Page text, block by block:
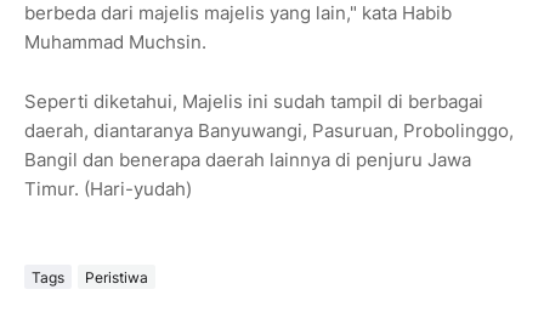
berbeda dari majelis majelis yang lain," kata Habib
Muhammad Muchsin.
Seperti diketahui, Majelis ini sudah tampil di berbagai
daerah, diantaranya Banyuwangi, Pasuruan, Probolinggo,
Bangil dan benerapa daerah lainnya di penjuru Jawa
Timur. (Hari-yudah)
Tags Peristiwa